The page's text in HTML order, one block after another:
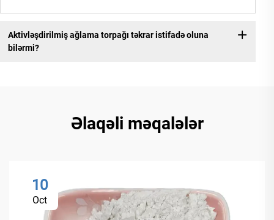
Aktivləşdirilmiş ağlama torpağı təkrar istifadə oluna
bilərmi?
Əlaqəli məqalələr
10
Oct